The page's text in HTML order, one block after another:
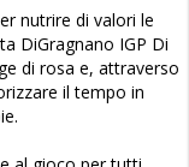
nutrire di valori le
DiGragnano IGP Di
di rosa e, attraverso
il tempo in